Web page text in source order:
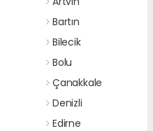
Bartın
Bilecik
Bolu
Çanakkale
Denizli
Edirne